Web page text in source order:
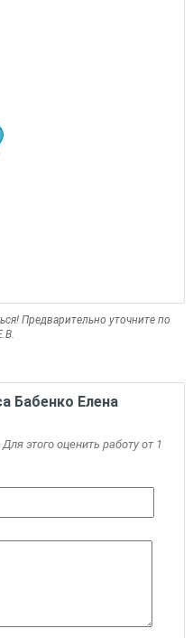
Предварительно уточните по
Бабенко Елена
этого оценить работу от 1